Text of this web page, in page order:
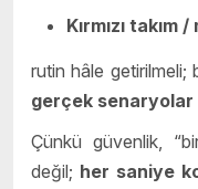
Kırmızı
rutin hâle getirilmeli;
gerçek senaryolar
Çünkü güvenlik,
değil; her saniye